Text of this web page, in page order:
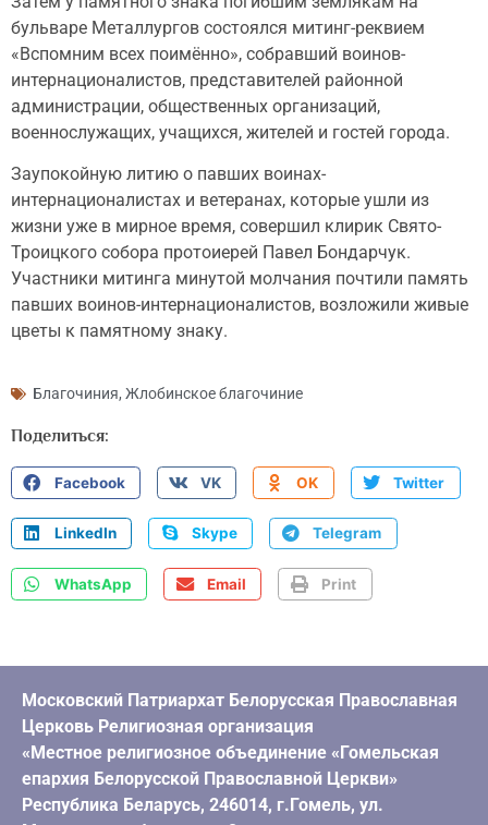
бульваре Металлургов состоялся митинг-реквием
«Вспомним всех поимённо», собравший воинов-
интернационалистов, представителей районной
администрации, общественных организаций,
военнослужащих, учащихся, жителей и гостей города.
Заупокойную литию о павших воинах-
интернационалистах и ветеранах, которые ушли из
жизни уже в мирное время, совершил клирик Свято-
Троицкого собора протоиерей Павел Бондарчук.
Участники митинга минутой молчания почтили память
павших воинов-интернационалистов, возложили живые
цветы к памятному знаку.
Благочиния, Жлобинское благочиние
Поделиться:
Facebook VK OK Twitter
LinkedIn Skype Telegram
WhatsApp Email Print
Московский Патриархат Белорусская Православная
Церковь Религиозная организация
«Местное религиозное объединение «Гомельская
епархия Белорусской Православной Церкви»
Республика Беларусь, 246014, г.Гомель, ул.